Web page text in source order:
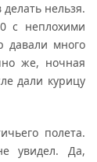
нельзя.
с неплохими
давали много
же, ночная
дали курицу
полета.
увидел. Да,